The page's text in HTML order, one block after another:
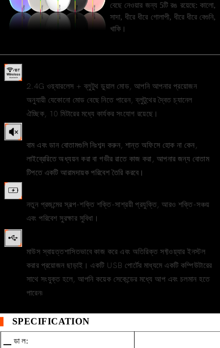
বেছে নেওয়ার জন্য 5টি রঙ রয়েছে: কালো,
সাদা, ধীরে ধীরে গোলাপী, ধীরে ধীরে বেগুনি,
খাকি।
2.4G ওয়্যারলেস + ব্লুটুথ ডুয়াল মোড, আপনি আপনার প্রয়োজন
অনুযায়ী যেকোনো মোড বেছে নিতে পারেন, ব্লুটুথের দ্বৈত চ্যানেল
ঐচ্ছিক, 10 মিটারের মধ্যে কার্যকর সংযোগ রয়েছে।
বাম এবং ডান বোতামগুলি নিঃশব্দ করুন, শান্ত অফিসে হোক না কেন,
লাইব্রেরিতে অধ্যয়ন করা বা গভীর রাতে কাজ করা, আপনার জন্য বোতাম
টিপতে একটি আরামদায়ক পরিবেশ তৈরি করবে।
নতুন প্রজন্মের স্বল্প-শক্তি শক্তি-সাশ্রয়ী প্রযুক্তি, আরও শক্তি-সঞ্চয়
এবং পরিবেশ সুরক্ষার সুবিধা।
মাউস স্বায়ত্তশাসিতভাবে কাজ করে এবং অতিরিক্ত সফ্টওয়্যার ইনস্টল
করার প্রয়োজন ছাড়াই। একটি USB পোর্টের মাধ্যমে একটি কম্পিউটারের
সাথে সংযুক্ত হলে, আপনি কয়েক সেকেন্ডের মধ্যে আপ এবং চলমান হতে
পারেন৷
SPECIFICATION
▁ ডা ল: